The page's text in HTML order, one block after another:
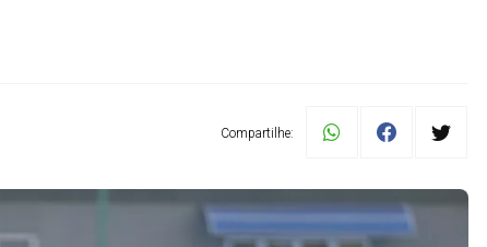
Compartilhe: